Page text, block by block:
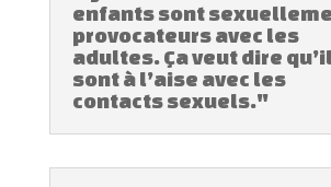
enfants sont
provocateurs avec les
adultes. Ça veut dire
sont à l’aise avec les
contacts sexuels."